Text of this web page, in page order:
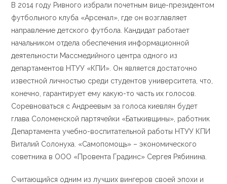
В 2014 году Ривного избрали почетным вице-президентом
футбольного клуба «Арсенал», где он возглавляет
направление детского футбола. Кандидат работает
начальником отдела обеспечения информационной
деятельности Массмедийного центра одного из
департаментов НТУУ «КПИ». Он является достаточно
известной личностью среди студентов университета, что,
конечно, гарантирует ему какую-то часть их голосов.
Соревноваться с Андреевым за голоса киевлян будет
глава Соломенской партячейки «Батькивщины», работник
Департамента учебно-воспитательной работы НТУУ КПИ
Виталий Солонуха. «Самопомощь» – экономического
советника в ООО «Провента Градинс» Сергея Рябинина.
Считающийся одним из лучших вингеров своей эпохи и